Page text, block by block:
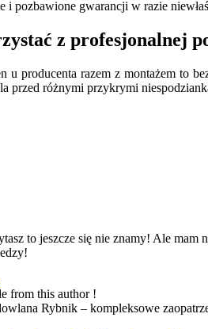
i pozbawione gwarancji w razie
z profesjonalnej
u producenta razem z montażem to
przed różnymi przykrymi
to jeszcze się nie znamy! Ale mam
from this author !